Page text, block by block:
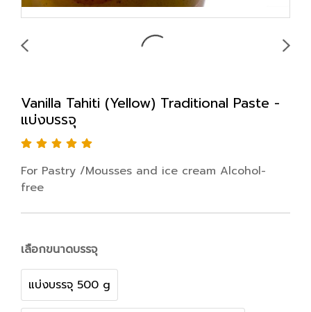
Vanilla Tahiti (Yellow) Traditional Paste -
แบ่งบรรจุ
For Pastry /Mousses and ice cream Alcohol-
free
เลือกขนาดบรรจุ
แบ่งบรรจุ 500 g